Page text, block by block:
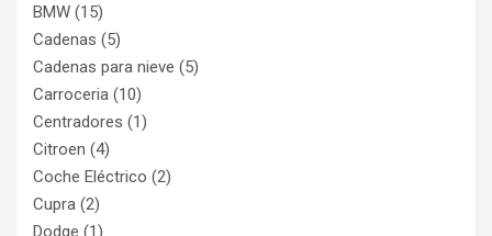
BMW (15)
Cadenas (5)
Cadenas para nieve (5)
Carroceria (10)
Centradores (1)
Citroen (4)
Coche Eléctrico (2)
Cupra (2)
Dodge (1)